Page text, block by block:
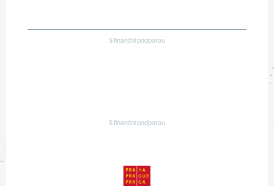
S finanční podporou
S finanční podporou